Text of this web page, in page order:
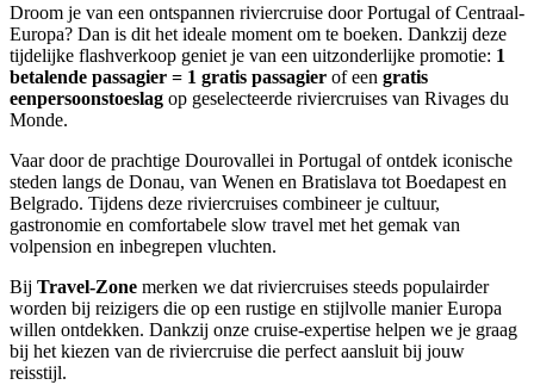
Droom je van een ontspannen riviercruise door Portugal of Centraal-
Europa? Dan is dit het ideale moment om te boeken. Dankzij deze
tijdelijke flashverkoop geniet je van een uitzonderlijke promotie: 1
betalende passagier = 1 gratis passagier of een gratis
eenpersoonstoeslag op geselecteerde riviercruises van Rivages du
Monde.
Vaar door de prachtige Dourovallei in Portugal of ontdek iconische
steden langs de Donau, van Wenen en Bratislava tot Boedapest en
Belgrado. Tijdens deze riviercruises combineer je cultuur,
gastronomie en comfortabele slow travel met het gemak van
volpension en inbegrepen vluchten.
Bij Travel-Zone merken we dat riviercruises steeds populairder
worden bij reizigers die op een rustige en stijlvolle manier Europa
willen ontdekken. Dankzij onze cruise-expertise helpen we je graag
bij het kiezen van de riviercruise die perfect aansluit bij jouw
reisstijl.